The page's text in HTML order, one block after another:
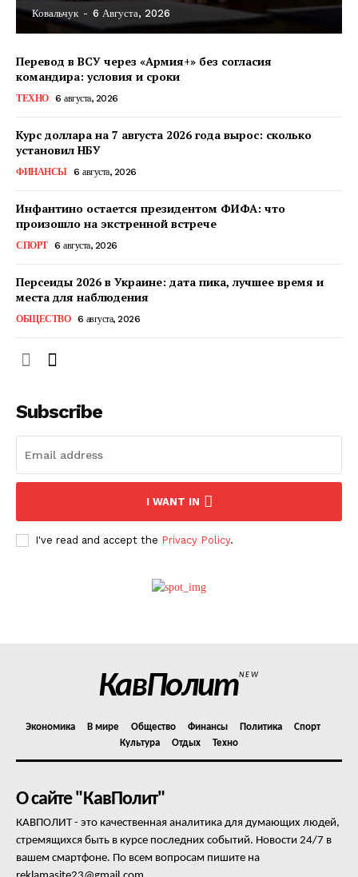
КавПолит
О нас
Политика конфиденциальности
Ковальчук - 6 Августа, 2026
Перевод в ВСУ через «Армия+» без согласия
командира: условия и сроки
ТЕХНО 6 августа, 2026
Курс доллара на 7 августа 2026 года вырос: сколько
установил НБУ
ФИНАНСЫ 6 августа, 2026
Инфантино остается президентом ФИФА: что
произошло на экстренной встрече
СПОРТ 6 августа, 2026
Персеиды 2026 в Украине: дата пика, лучшее время и
места для наблюдения
ОБЩЕСТВО 6 августа, 2026
Subscribe
I WANT IN
I've read and accept the Privacy Policy.
КавПолитNEW
Экономика В мире Общество Финансы Политика
Спорт
Культура
Отдых Техно
О сайте "КавПолит"
КАВПОЛИТ - это качественная аналитика для думающих людей,
стремящихся быть в курсе последних событий. Новости 24/7 в
вашем смартфоне. По всем вопросам пишите на